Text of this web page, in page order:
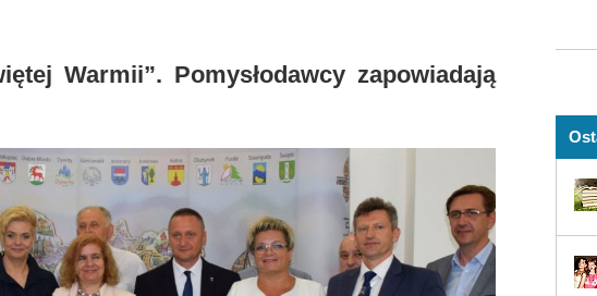
Warmii”. Pomysłodawcy zapowiadają